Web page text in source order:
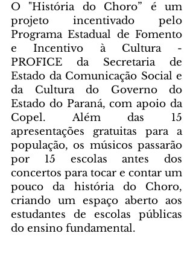
O "História do Choro” é um
projeto incentivado pelo
Programa Estadual de Fomento
e Incentivo à Cultura -
PROFICE da Secretaria de
Estado da Comunicação Social e
da Cultura do Governo do
Estado do Paraná, com apoio da
Copel. Além das 15
apresentações gratuitas para a
população, os músicos passarão
por 15 escolas antes dos
concertos para tocar e contar um
pouco da história do Choro,
criando um espaço aberto aos
estudantes de escolas públicas
do ensino fundamental.